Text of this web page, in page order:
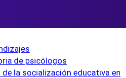
de psicólogos
la socialización educativa en